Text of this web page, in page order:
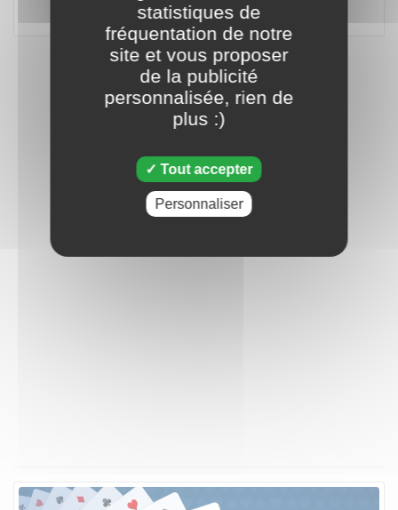
Tripeaks - 06 octobre 2022
statistiques de
fréquentation de notre
site et vous proposer
de la publicité
personnalisée, rien de
plus :)
Tout accepter
Personnaliser